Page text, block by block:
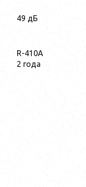
49 дБ
R-410А
2 года